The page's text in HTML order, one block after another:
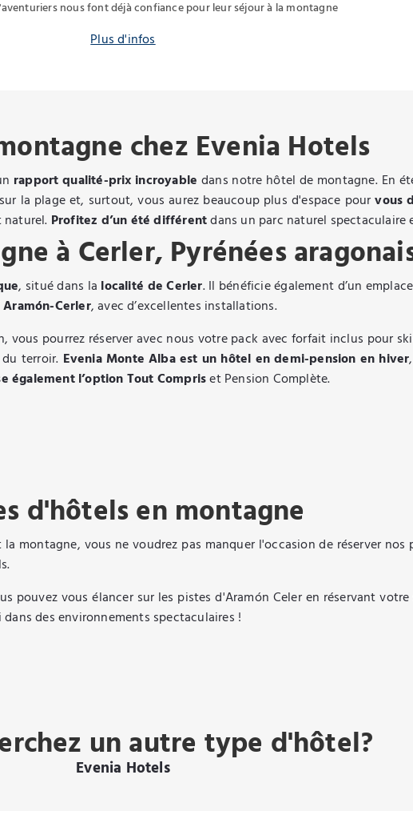
nous font déjà confiance pour leur séjour à la montagne
Plus d'infos
chez Evenia Hotels
rapport qualité-prix incroyable dans notre hôtel de montagne. En
la plage et, surtout, vous aurez beaucoup plus d'espace pourvous
Profitez d’un été différentdans un parc naturel
à Cerler, Pyrénées
, situé dans la localité de Cerler. Il bénéficie également d’un
Cerler, avec d’excellentes installations.
vous pourrez réserver avec nous votre pack avec forfait inclus pour
terroir. Evenia Monte Alba est un hôtel en demi-pension en hiver
également l’option Tout Compriset Pension Complète.
d'hôtels en montagne
montagne, vous ne voudrez pas manquer l'occasion de réserver
pouvez vous élancer sur les pistes d'Aramón Celer en réservant
des environnements spectaculaires !
un autre type d'hôtel?
Evenia Hotels